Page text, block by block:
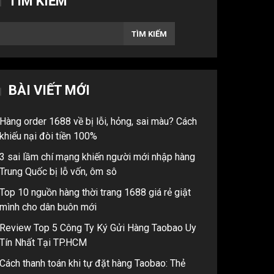
TÌM KIẾM
BÀI VIẾT MỚI
order 1688 về bị lỗi, hỏng, sai màu? Cách
nại đòi tiền 100%
sai lầm chí mạng khiến người mới nhập hàng
Quốc bị lỗ vốn, ôm sô
10 nguồn hàng thời trang 1688 giá rẻ giật
cho dân buôn mới
Top 5 Công Ty Ký Gửi Hàng Taobao Uy
Nhất Tại TP.HCM
thanh toán khi tự đặt hàng Taobao: Thẻ